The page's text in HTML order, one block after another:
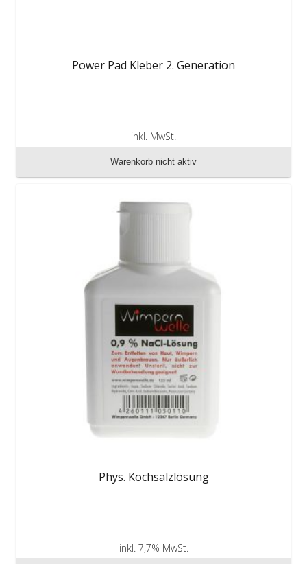
Power Pad Kleber 2. Generation
inkl. MwSt.
zzgl. Versandkosten
Warenkorb nicht aktiv
Phys. Kochsalzlösung
inkl. 7,7% MwSt.